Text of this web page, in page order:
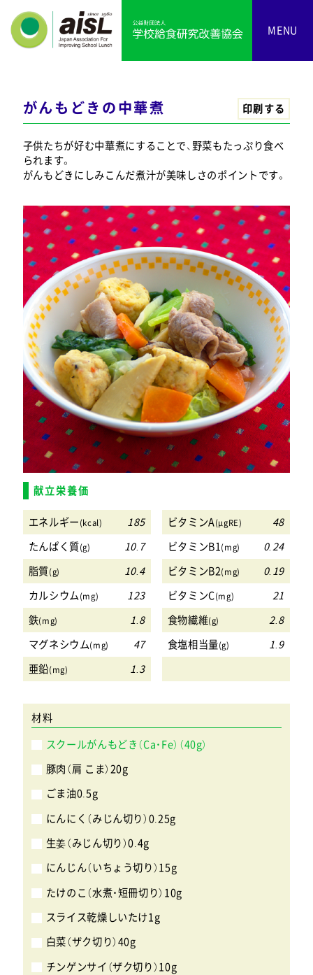
MENU
がんもどきの中華煮 印刷する
子供たちが好む中華煮にすることで、野菜もたっぷり食べ
られます。
がんもどきにしみこんだ煮汁が美味しさのポイントです。
献立栄養価
エネルギー(kcal) 185 ビタミンA(μgRE)
48
たんぱく質(g) 10.7 ビタミンB1(mg)
0.24
脂質(g) 10.4 ビタミンB2(mg)
0.19
カルシウム(mg) 123 ビタミンC(mg)
21
鉄(mg) 1.8 食物繊維(g)
2.8
マグネシウム(mg) 47 食塩相当量(g)
1.9
亜鉛(mg) 1.3
材料
スクールがんもどき（Ca・Fe）（40g）
豚肉（肩 こま）20g
ごま油0.5g
にんにく（みじん切り）0.25g
生姜（みじん切り）0.4g
にんじん（いちょう切り）15g
たけのこ（水煮・短冊切り）10g
スライス乾燥しいたけ1g
白菜（ザク切り）40g
チンゲンサイ（ザク切り）10g